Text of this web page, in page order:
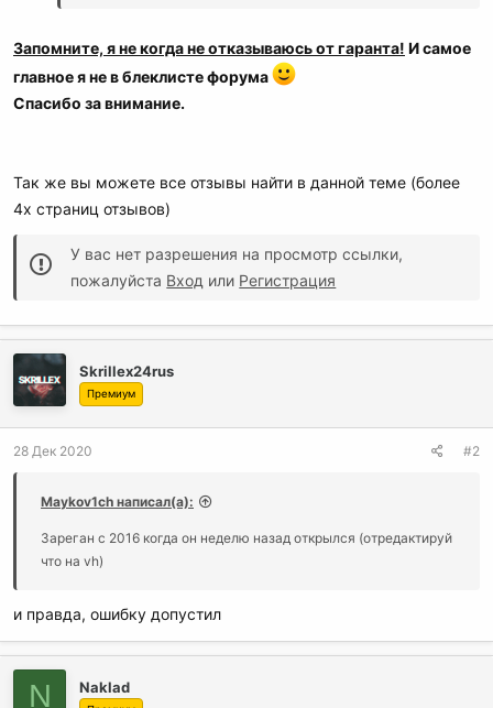
Запомните, я не когда не отказываюсь от гаранта! И самое
главное я не в блеклисте форума
Спасибо за внимание.
Так же вы можете все отзывы найти в данной теме (более
4х страниц отзывов)
У вас нет разрешения на просмотр ссылки,
пожалуйста Вход или Регистрация
Skrillex24rus
Премиум
28 Дек 2020 #2
Maykov1ch написал(а):
Зареган с 2016 когда он неделю назад открылся (отредактируй
что на vh)
и правда, ошибку допустил
N Naklad